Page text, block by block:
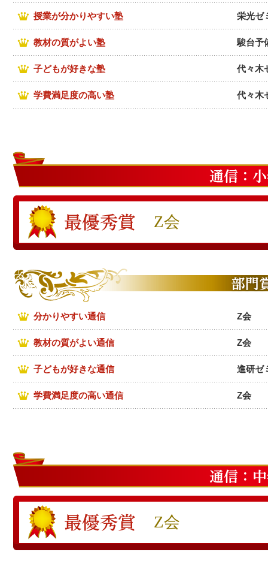
授業が分かりやすい塾 栄光ゼ
教材の質がよい塾 駿台予
子どもが好きな塾 代々木
学費満足度の高い塾 代々木
Z会
分かりやすい通信 Z会
教材の質がよい通信 Z会
子どもが好きな通信 進研ゼ
学費満足度の高い通信 Z会
Z会